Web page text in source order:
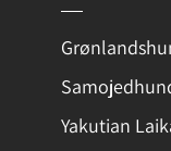
Yakutian